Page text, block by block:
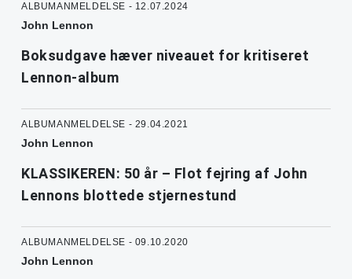
ALBUMANMELDELSE - 12.07.2024
John Lennon
Boksudgave hæver niveauet for kritiseret
Lennon-album
ALBUMANMELDELSE - 29.04.2021
John Lennon
KLASSIKEREN: 50 år – Flot fejring af John
Lennons blottede stjernestund
ALBUMANMELDELSE - 09.10.2020
John Lennon